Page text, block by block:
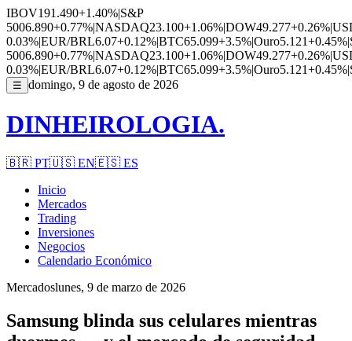
IBOV191.490+1.40%|S&P
5006.890+0.77%|NASDAQ23.100+1.06%|DOW49.277+0.26%|
0.03%|EUR/BRL6.07+0.12%|BTC65.099+3.5%|Ouro5.121+0.45%|
5006.890+0.77%|NASDAQ23.100+1.06%|DOW49.277+0.26%|
0.03%|EUR/BRL6.07+0.12%|BTC65.099+3.5%|Ouro5.121+0.45%|
☰ domingo, 9 de agosto de 2026
DINHEIROLOGIA.
🇧🇷 PT🇺🇸 EN🇪🇸 ES
Inicio
Mercados
Trading
Inversiones
Negocios
Calendario Económico
Mercadoslunes, 9 de marzo de 2026
Samsung blinda sus celulares mientras